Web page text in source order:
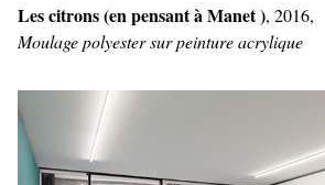
Les citrons (en pensant à Manet ), 2016,
Moulage polyester sur peinture acrylique